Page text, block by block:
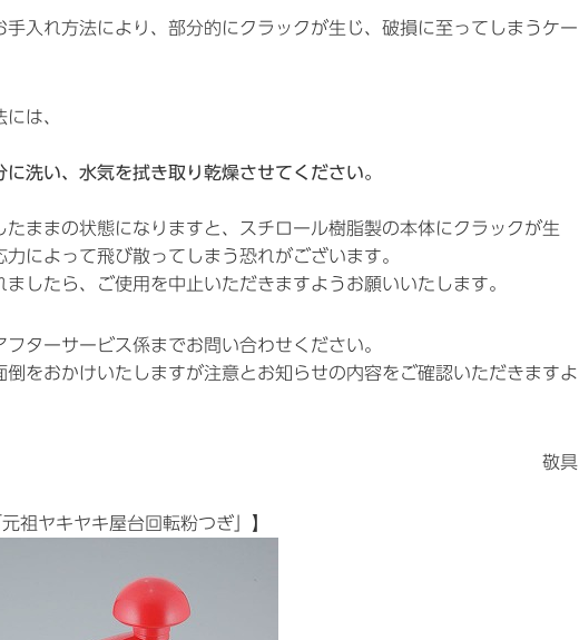
入れ方法により、部分的にクラックが生じ、破損に至ってしまうケー
は、
洗い、水気を拭き取り乾燥させてください。
ままの状態になりますと、スチロール樹脂製の本体にクラックが生
によって飛び散ってしまう恐れがございます。
したら、ご使用を中止いただきますようお願いいたします。
ターサービス係までお問い合わせください。
をおかけいたしますが注意とお知らせの内容をご確認いただきますよ
敬具
祖ヤキヤキ屋台回転粉つぎ」】